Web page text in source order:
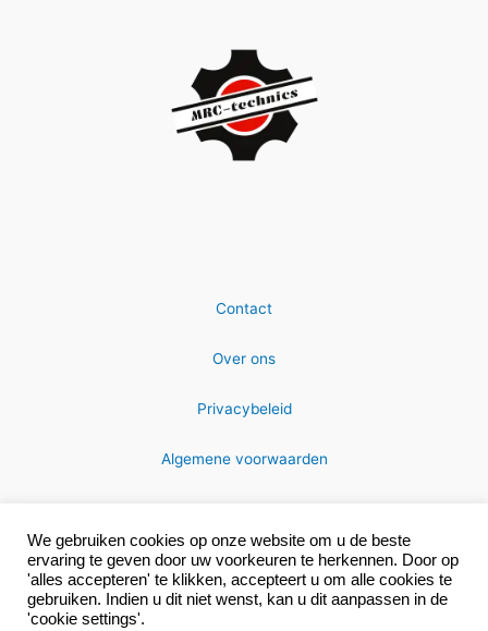
Contact
Over ons
Privacybeleid
Algemene voorwaarden
Copyright © 2026 MRC-technics
We gebruiken cookies op onze website om u de beste
ervaring te geven door uw voorkeuren te herkennen. Door op
'alles accepteren' te klikken, accepteert u om alle cookies te
gebruiken. Indien u dit niet wenst, kan u dit aanpassen in de
'cookie settings'.